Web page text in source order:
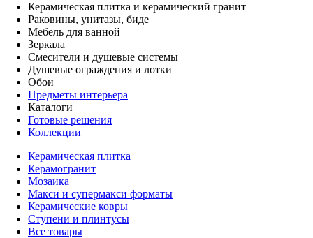
Керамическая плитка и керамический гранит
Раковины, унитазы, биде
Мебель для ванной
Зеркала
Смесители и душевые системы
Душевые ограждения и лотки
Обои
Предметы интерьера
Каталоги
Готовые решения
Коллекции
Керамическая плитка
Керамогранит
Мозаика
Макси и супермакси форматы
Керамические ковры
Ступени и плинтусы
Все товары